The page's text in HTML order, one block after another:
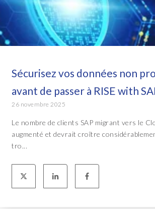
Sécurisez vos données non
avant de passer à RISE with
26 novembre 2025
Le nombre de clients SAP migrant vers le
augmenté et devrait croître
tro...